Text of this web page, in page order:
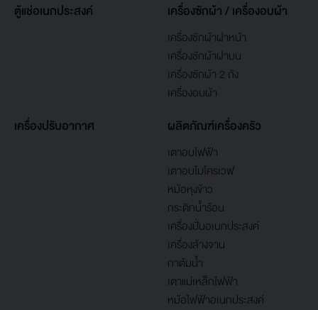
ตู้แช่อเนกประสงค์ เครื่องซักผ้า / เครื่องอบผ้า
เครื่องซักผ้าฝาหน้า
เครื่องซักผ้าฝาบน
เครื่องซักผ้า 2 ถัง
เครื่องอบผ้า
เครื่องปรับอากาศ ผลิตภัณฑ์เครื่องครัว
เตาอบไฟฟ้า
เตาอบไมโครเวฟ
หม้อหุงข้าว
กระติกน้ำร้อน
เครื่องปั่นอเนกประสงค์
เครื่องล้างจาน
กาต้มน้ำ
เตาแม่เหล็กไฟฟ้า
หม้อไฟฟ้าอเนกประสงค์